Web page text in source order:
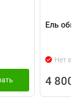
Ель
Нет в
4 800